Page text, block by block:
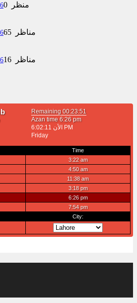
0 منظر
65 مناظر
16 مناظر